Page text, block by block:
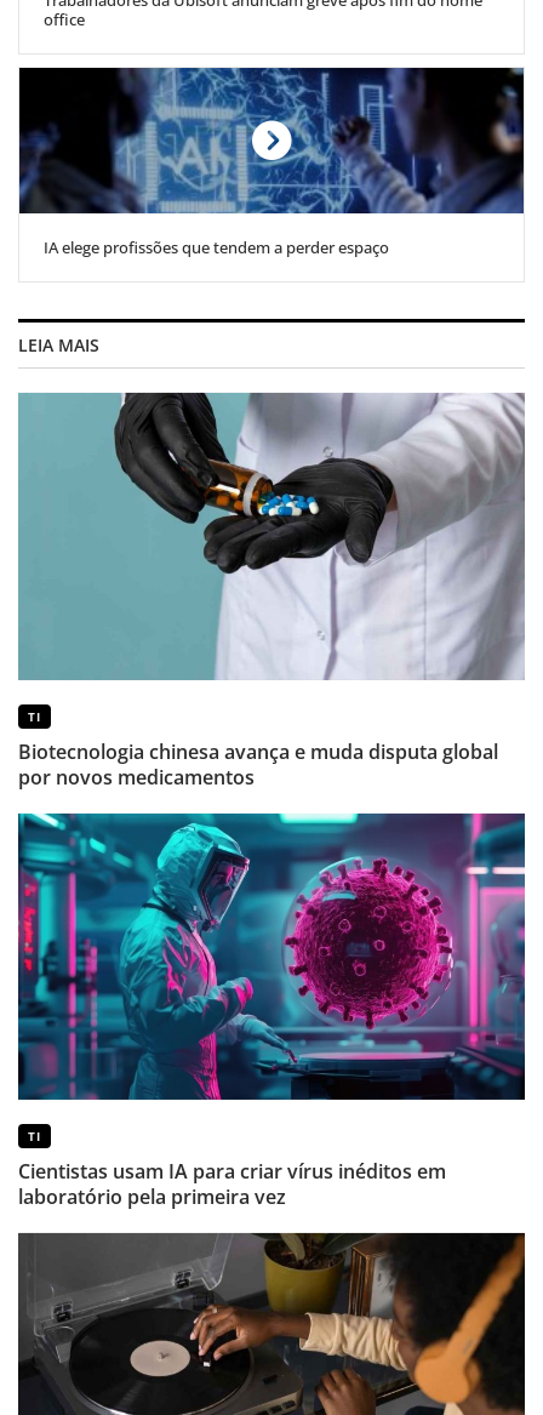
office
IA elege profissões que tendem a perder espaço
LEIA MAIS
TI
Biotecnologia chinesa avança e muda disputa global
por novos medicamentos
TI
Cientistas usam IA para criar vírus inéditos em
laboratório pela primeira vez